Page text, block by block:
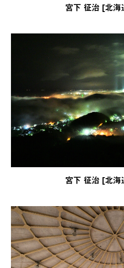
宮下 征治 [北海
宮下 征治 [北海